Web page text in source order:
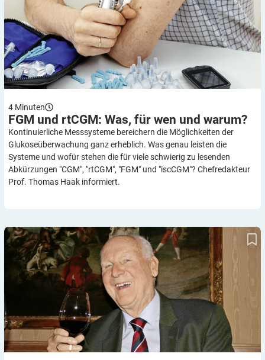
4 Minuten
FGM und rtCGM: Was, für wen und warum?
Kontinuierliche Messsysteme bereichern die Möglichkeiten der
Glukoseüberwachung ganz erheblich. Was genau leisten die
Systeme und wofür stehen die für viele schwierig zu lesenden
Abkürzungen "CGM", "rtCGM", "FGM" und "iscCGM"? Chefredakteur
Prof. Thomas Haak informiert.
Prof. Hellmut Mehnert zum 90sten: Statt Unglück Weltrekord